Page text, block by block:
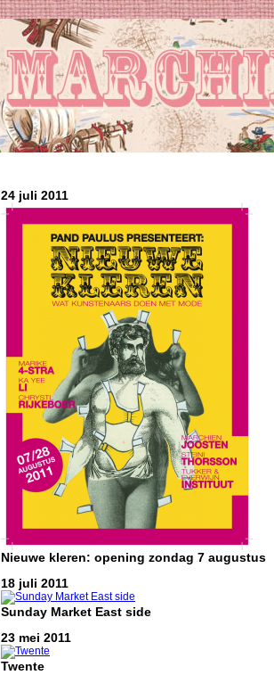
24 juli 2011
Nieuwe kleren: opening zondag 7 augustus
18 juli 2011
Sunday Market East side
23 mei 2011
Twente